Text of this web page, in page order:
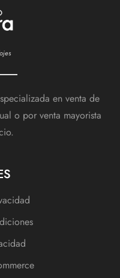
en venta de
o por venta mayorista